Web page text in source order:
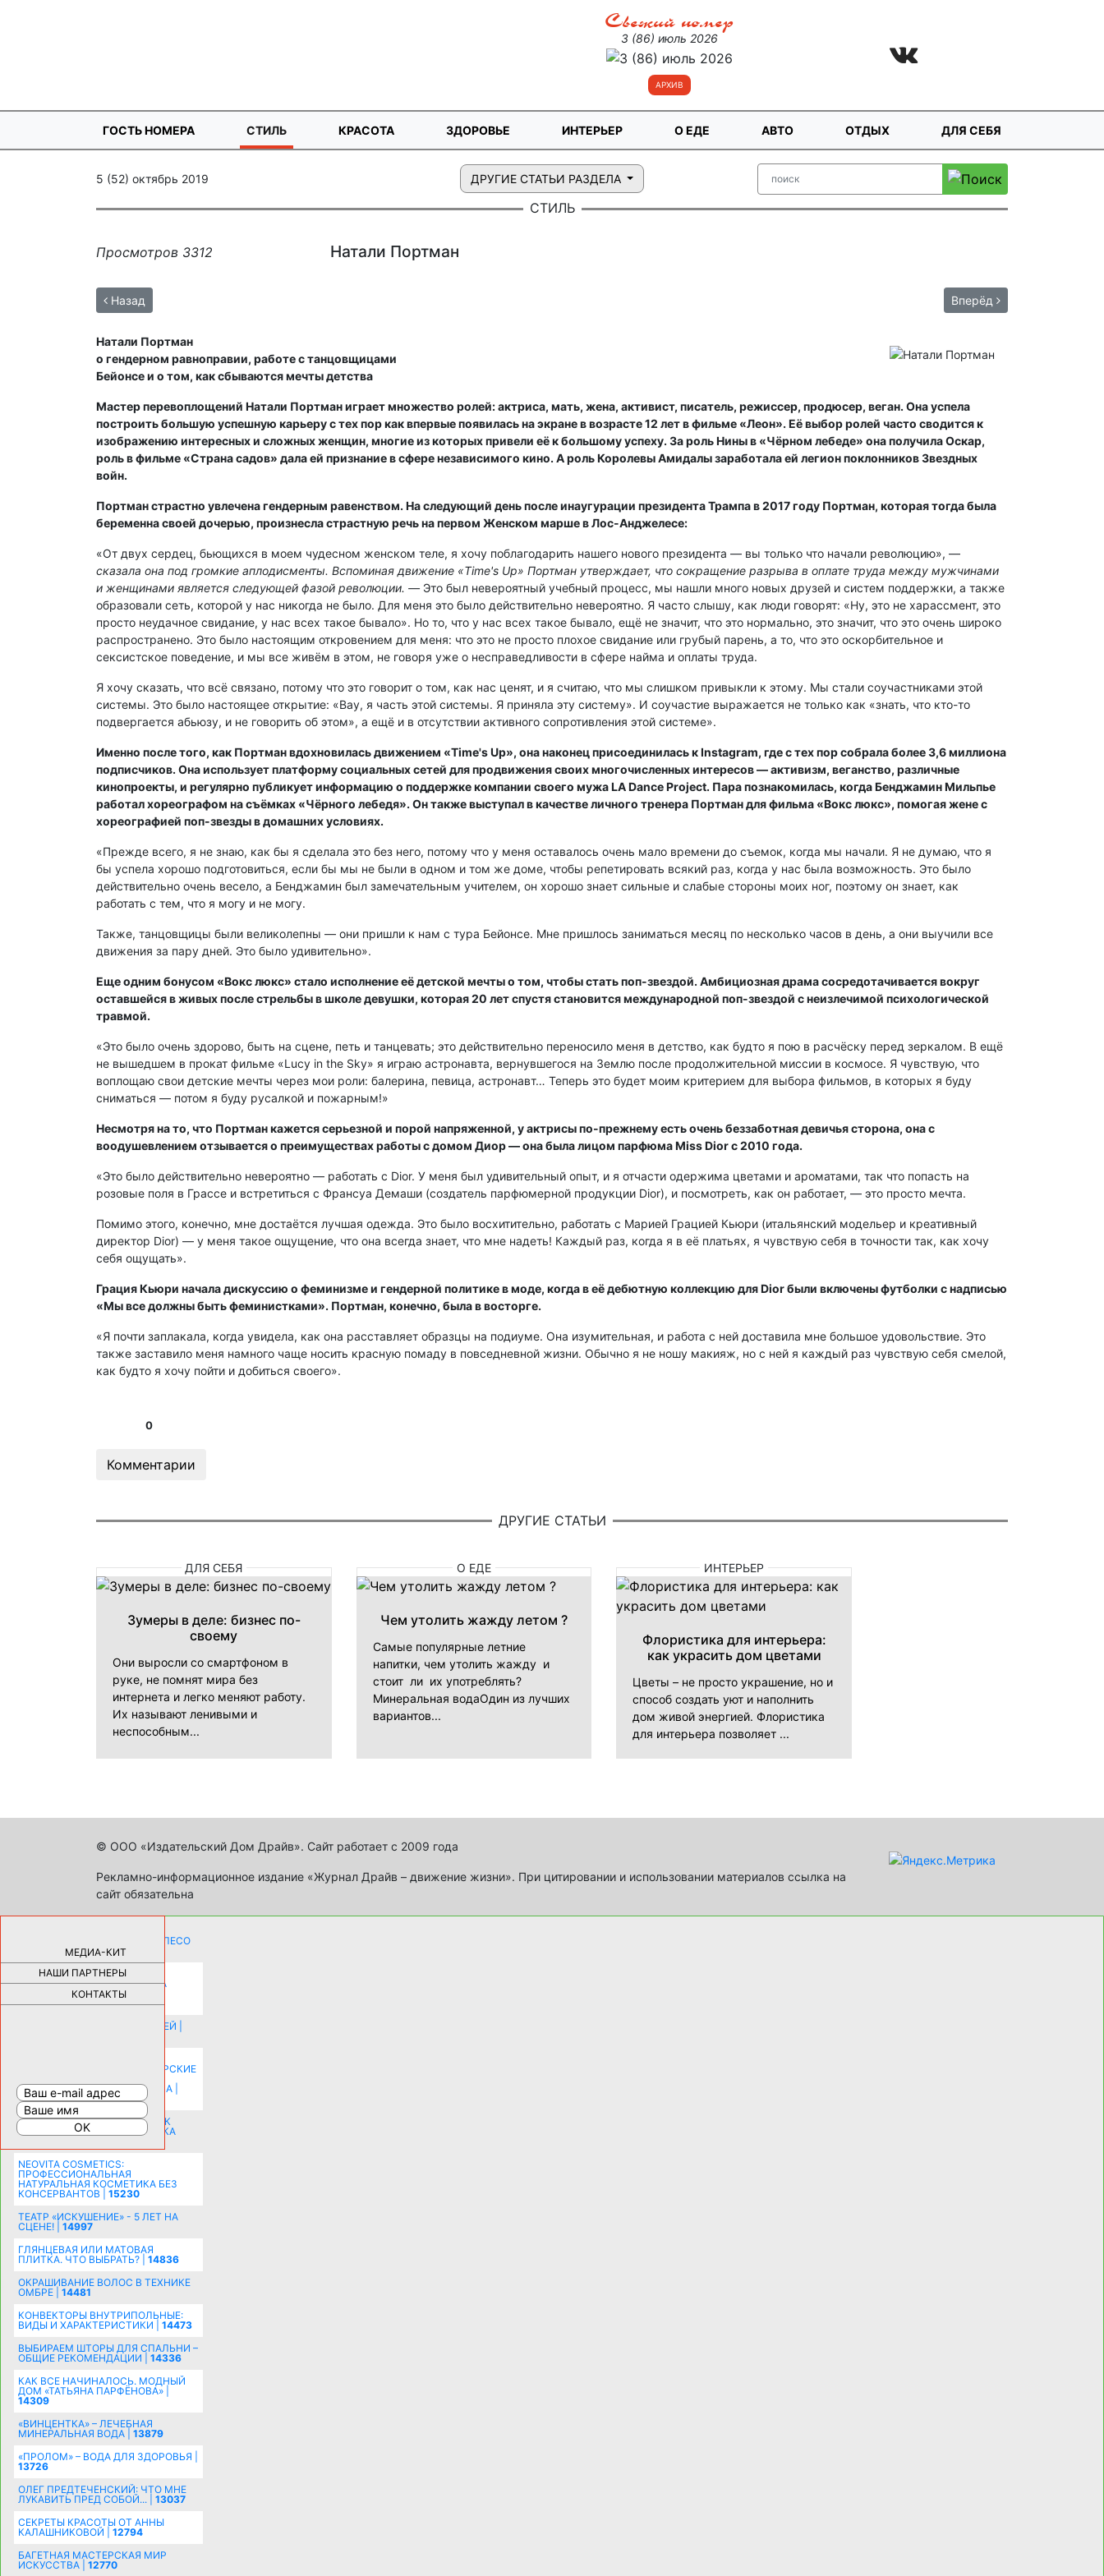
Свежий номер
3 (86) июль 2026
АРХИВ
ГОСТЬ НОМЕРА СТИЛЬ КРАСОТА ЗДОРОВЬЕ ИНТЕРЬЕР О ЕДЕ АВТО ОТДЫХ ДЛЯ СЕБЯ
5 (52) октябрь 2019 ДРУГИЕ СТАТЬИ РАЗДЕЛА
СТИЛЬ
Просмотров 3312 Натали Портман
Назад Вперёд
Натали Портман
о гендерном равноправии, работе с танцовщицами
Бейонсе и о том, как сбываются мечты детства
Мастер перевоплощений Натали Портман играет множество ролей: актриса, мать, жена, активист, писатель, режиссер, продюсер, веган. Она успела
построить большую успешную карьеру с тех пор как впервые появилась на экране в возрасте 12 лет в фильме «Леон». Её выбор ролей часто сводится к
изображению интересных и сложных женщин, многие из которых привели её к большому успеху. За роль Нины в «Чёрном лебеде» она получила Оскар,
роль в фильме «Страна садов» дала ей признание в сфере независимого кино. А роль Королевы Амидалы заработала ей легион поклонников Звездных
войн.
Портман страстно увлечена гендерным равенством. На следующий день после инаугурации президента Трампа в 2017 году Портман, которая тогда была
беременна своей дочерью, произнесла страстную речь на первом Женском марше в Лос-Анджелесе:
«От двух сердец, бьющихся в моем чудесном женском теле, я хочу поблагодарить нашего нового президента — вы только что начали революцию», —
сказала она под громкие аплодисменты. Вспоминая движение «Time's Up» Портман утверждает, что сокращение разрыва в оплате труда между мужчинами
и женщинами является следующей фазой революции. — Это был невероятный учебный процесс, мы нашли много новых друзей и систем поддержки, а также
образовали сеть, которой у нас никогда не было. Для меня это было действительно невероятно. Я часто слышу, как люди говорят: «Ну, это не харассмент, это
просто неудачное свидание, у нас всех такое бывало». Но то, что у нас всех такое бывало, ещё не значит, что это нормально, это значит, что это очень широко
распространено. Это было настоящим откровением для меня: что это не просто плохое свидание или грубый парень, а то, что это оскорбительное и
сексистское поведение, и мы все живём в этом, не говоря уже о несправедливости в сфере найма и оплаты труда.
Я хочу сказать, что всё связано, потому что это говорит о том, как нас ценят, и я считаю, что мы слишком привыкли к этому. Мы стали соучастниками этой
системы. Это было настоящее открытие: «Вау, я часть этой системы. Я приняла эту систему». И соучастие выражается не только как «знать, что кто-то
подвергается абьюзу, и не говорить об этом», а ещё и в отсутствии активного сопротивления этой системе».
Именно после того, как Портман вдохновилась движением «Time's Up», она наконец присоединилась к Instagram, где с тех пор собрала более 3,6 миллиона
подписчиков. Она использует платформу социальных сетей для продвижения своих многочисленных интересов — активизм, веганство, различные
кинопроекты, и регулярно публикует информацию о поддержке компании своего мужа LA Dance Project. Пара познакомилась, когда Бенджамин Мильпье
работал хореографом на съёмках «Чёрного лебедя». Он также выступал в качестве личного тренера Портман для фильма «Вокс люкс», помогая жене с
хореографией поп-звезды в домашних условиях.
«Прежде всего, я не знаю, как бы я сделала это без него, потому что у меня оставалось очень мало времени до съемок, когда мы начали. Я не думаю, что я
бы успела хорошо подготовиться, если бы мы не были в одном и том же доме, чтобы репетировать всякий раз, когда у нас была возможность. Это было
действительно очень весело, а Бенджамин был замечательным учителем, он хорошо знает сильные и слабые стороны моих ног, поэтому он знает, как
работать с тем, что я могу и не могу.
Также, танцовщицы были великолепны — они пришли к нам с тура Бейонсе. Мне пришлось заниматься месяц по несколько часов в день, а они выучили все
движения за пару дней. Это было удивительно».
Еще одним бонусом «Вокс люкс» стало исполнение её детской мечты о том, чтобы стать поп-звездой. Амбициозная драма сосредотачивается вокруг
оставшейся в живых после стрельбы в школе девушки, которая 20 лет спустя становится международной поп-звездой с неизлечимой психологической
травмой.
«Это было очень здорово, быть на сцене, петь и танцевать; это действительно переносило меня в детство, как будто я пою в расчёску перед зеркалом. В ещё
не вышедшем в прокат фильме «Lucy in the Sky» я играю астронавта, вернувшегося на Землю после продолжительной миссии в космосе. Я чувствую, что
воплощаю свои детские мечты через мои роли: балерина, певица, астронавт… Теперь это будет моим критерием для выбора фильмов, в которых я буду
сниматься — потом я буду русалкой и пожарным!»
Несмотря на то, что Портман кажется серьезной и порой напряженной, у актрисы по-прежнему есть очень беззаботная девичья сторона, она с
воодушевлением отзывается о преимуществах работы с домом Диор — она была лицом парфюма Miss Dior с 2010 года.
«Это было действительно невероятно — работать с Dior. У меня был удивительный опыт, и я отчасти одержима цветами и ароматами, так что попасть на
розовые поля в Грассе и встретиться с Франсуа Демаши (создатель парфюмерной продукции Dior), и посмотреть, как он работает, — это просто мечта.
Помимо этого, конечно, мне достаётся лучшая одежда. Это было восхитительно, работать с Марией Грацией Кьюри (итальянский модельер и креативный
директор Dior) — у меня такое ощущение, что она всегда знает, что мне надеть! Каждый раз, когда я в её платьях, я чувствую себя в точности так, как хочу
себя ощущать».
Грация Кьюри начала дискуссию о феминизме и гендерной политике в моде, когда в её дебютную коллекцию для Dior были включены футболки с надписью
«Мы все должны быть феминистками». Портман, конечно, была в восторге.
«Я почти заплакала, когда увидела, как она расставляет образцы на подиуме. Она изумительная, и работа с ней доставила мне большое удовольствие. Это
также заставило меня намного чаще носить красную помаду в повседневной жизни. Обычно я не ношу макияж, но с ней я каждый раз чувствую себя смелой,
как будто я хочу пойти и добиться своего».
0
Комментарии
ДРУГИЕ СТАТЬИ
ДЛЯ СЕБЯ
Зумеры в деле: бизнес по-
своему
Они выросли со смартфоном в
руке, не помнят мира без
интернета и легко меняют работу.
Их называют ленивыми и
неспособным...
О ЕДЕ
Чем утолить жажду летом ?
Самые популярные летние
напитки, чем утолить жажду и
стоит ли их употреблять?
Минеральная водаОдин из лучших
вариантов...
ИНТЕРЬЕР
Флористика для интерьера:
как украсить дом цветами
Цветы – не просто украшение, но и
способ создать уют и наполнить
дом живой энергией. Флористика
для интерьера позволяет ...
© ООО «Издательский Дом Драйв». Сайт работает с 2009 года
Рекламно-информационное издание «Журнал Драйв – движение жизни». При цитировании и использовании материалов ссылка на
сайт обязательна
МЕДИА-КИТ
НАШИ ПАРТНЕРЫ
КОНТАКТЫ
КАК ДЕВУШКЕ ПОМЕНЯТЬ КОЛЕСО
НА АВТОМОБИЛЕ |69179
НОВЫЕ РАЗРАБОТКИ ДЛЯ
ОЗДОРОВЛЕНИЯ ОРГАНИЗМА
ПЛАТФОРМА ШУМАННА 3Д И
КАПСУЛА ЗДОРОВЬЯ |28291
ИСТОРИЯ НАКЛАДНЫХ НОГТЕЙ |
КОМНАТУ: ХИТРЫЕ ДИЗАЙНЕРСКИЕ
РАСШИРЕНИЯ ПРОСТРАНСТВА |
16199
СОБИРАЕМСЯ НА ПРАЗДНИК К
МОЛОДОЖЕНАМ: ПОДГОТОВКА
NEOVITA COSMETICS:
ПРОФЕССИОНАЛЬНАЯ
НАТУРАЛЬНАЯ КОСМЕТИКА БЕЗ
КОНСЕРВАНТОВ | 15230
ТЕАТР «ИСКУШЕНИЕ» - 5 ЛЕТ НА
СЦЕНЕ! | 14997
ГЛЯНЦЕВАЯ ИЛИ МАТОВАЯ
ПЛИТКА. ЧТО ВЫБРАТЬ? | 14836
ОКРАШИВАНИЕ ВОЛОС В ТЕХНИКЕ
ОМБРЕ | 14481
КОНВЕКТОРЫ ВНУТРИПОЛЬНЫЕ:
ВИДЫ И ХАРАКТЕРИСТИКИ | 14473
ВЫБИРАЕМ ШТОРЫ ДЛЯ СПАЛЬНИ –
ОБЩИЕ РЕКОМЕНДАЦИИ | 14336
КАК ВСЕ НАЧИНАЛОСЬ. МОДНЫЙ
ДОМ «ТАТЬЯНА ПАРФЁНОВА» |
14309
«ВИНЦЕНТКА» – ЛЕЧЕБНАЯ
МИНЕРАЛЬНАЯ ВОДА | 13879
«ПРОЛОМ» – ВОДА ДЛЯ ЗДОРОВЬЯ |
13726
ОЛЕГ ПРЕДТЕЧЕНСКИЙ: ЧТО МНЕ
ЛУКАВИТЬ ПРЕД СОБОЙ... | 13037
СЕКРЕТЫ КРАСОТЫ ОТ АННЫ
КАЛАШНИКОВОЙ | 12794
БАГЕТНАЯ МАСТЕРСКАЯ МИР
ИСКУССТВА | 12770